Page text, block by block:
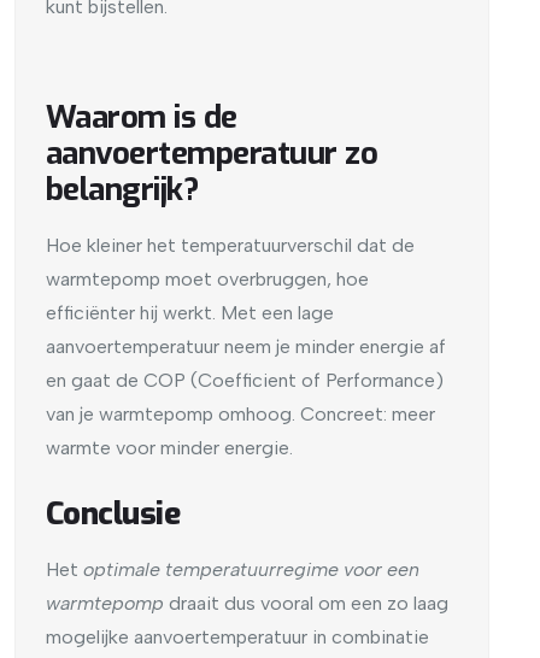
kunt bijstellen.
Waarom is de
aanvoertemperatuur zo
belangrijk?
Hoe kleiner het temperatuurverschil dat de
warmtepomp moet overbruggen, hoe
efficiënter hij werkt. Met een lage
aanvoertemperatuur neem je minder energie af
en gaat de COP (Coefficient of Performance)
van je warmtepomp omhoog. Concreet: meer
warmte voor minder energie.
Conclusie
Het optimale temperatuurregime voor een
warmtepomp draait dus vooral om een zo laag
mogelijke aanvoertemperatuur in combinatie